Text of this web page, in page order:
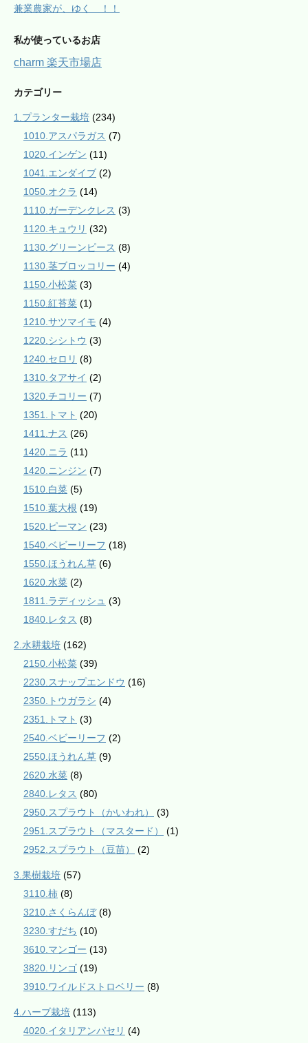
兼業農家が、ゆく ！！
私が使っているお店
charm 楽天市場店
カテゴリー
1.プランター栽培 (234)
1010.アスパラガス (7)
1020.インゲン (11)
1041.エンダイブ (2)
1050.オクラ (14)
1110.ガーデンクレス (3)
1120.キュウリ (32)
1130.グリーンピース (8)
1130.茎ブロッコリー (4)
1150.小松菜 (3)
1150.紅苔菜 (1)
1210.サツマイモ (4)
1220.シシトウ (3)
1240.セロリ (8)
1310.タアサイ (2)
1320.チコリー (7)
1351.トマト (20)
1411.ナス (26)
1420.ニラ (11)
1420.ニンジン (7)
1510.白菜 (5)
1510.葉大根 (19)
1520.ピーマン (23)
1540.ベビーリーフ (18)
1550.ほうれん草 (6)
1620.水菜 (2)
1811.ラディッシュ (3)
1840.レタス (8)
2.水耕栽培 (162)
2150.小松菜 (39)
2230.スナップエンドウ (16)
2350.トウガラシ (4)
2351.トマト (3)
2540.ベビーリーフ (2)
2550.ほうれん草 (9)
2620.水菜 (8)
2840.レタス (80)
2950.スプラウト（かいわれ）
(3)
2951.スプラウト（マスタード）
(1)
2952.スプラウト（豆苗）
(2)
3.果樹栽培 (57)
3110.柿 (8)
3210.さくらんぼ(8)
3230.すだち (10)
3610.マンゴー (13)
3820.リンゴ (19)
3910.ワイルドストロベリー (8)
4.ハーブ栽培 (113)
4020.イタリアンパセリ (4)